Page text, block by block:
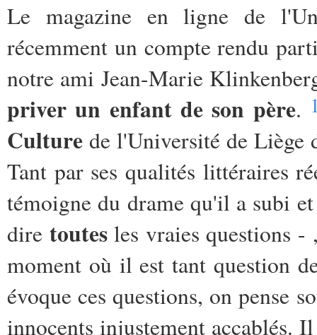
Le magazine en ligne de
récemment un compte rendu
notre ami Jean-Marie
priver un enfant de son père.
Culturede l'Université de Liège
Tant par ses qualités littéraires
témoigne du drame qu'il a subi
dire toutesles vraies questions -
moment où il est tant question
évoque ces questions, on pense
innocents injustement accablés.